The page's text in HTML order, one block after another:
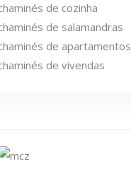
de cozinha
de salamandras
de apartamentos
de vivendas